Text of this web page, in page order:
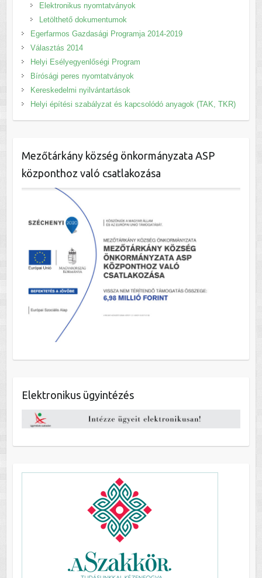
Elektronikus nyomtatványok
Letölthető dokumentumok
Egerfarmos Gazdasági Programja 2014-2019
Választás 2014
Helyi Esélyegyenlőségi Program
Bírósági peres nyomtatványok
Kereskedelmi nyilvántartások
Helyi építési szabályzat és kapcsolódó anyagok (TAK, TKR)
Mezőtárkány község önkormányzata ASP
központhoz való csatlakozása
Elektronikus ügyintézés